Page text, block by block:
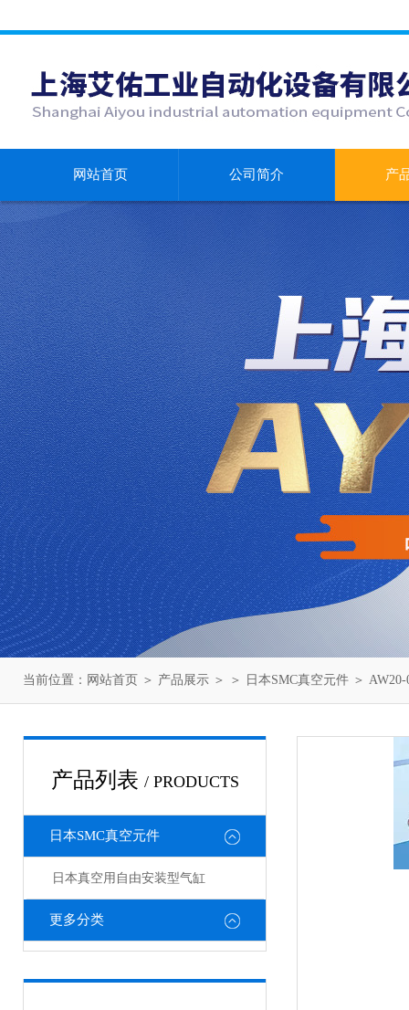
网站首页 公司简介 产
当前位置： 网站首页 ＞ 产品展示 ＞ ＞ 日本SMC真空元件 ＞
产品列表 / PRODUCTS
日本SMC真空元件
日本真空用自由安装型气缸
更多分类